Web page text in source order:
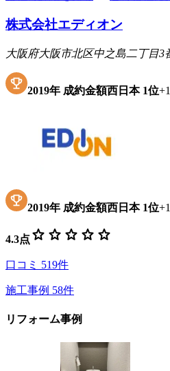
株式会社エディオン
大阪府大阪市北区中之島二丁目3
2019年 成約金額西日本 1位+
2019年 成約金額西日本 1位+
4.3点 star star star star star
口コミ 519件
施工事例 58件
リフォーム事例